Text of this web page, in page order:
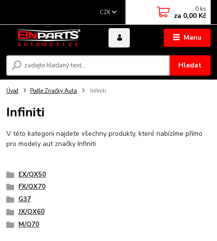
Menu
CZK
Hledat
0 ks
za 0,00 Kč
Úvod Podle Značky Auta Infiniti
Infiniti
V této kategorii najdete všechny produkty, které nabízíme přímo
pro modely aut značky Infiniti
EX/QX50
FX/QX70
G37
JX/QX60
M/Q70